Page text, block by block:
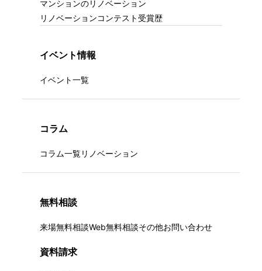
マンションのリノベーション
リノベーションコンテスト受賞歴
イベント情報
イベント一覧
コラム
コラム一覧リノベーション
無料相談
来場無料相談Web無料相談その他お問い合わせ
資料請求